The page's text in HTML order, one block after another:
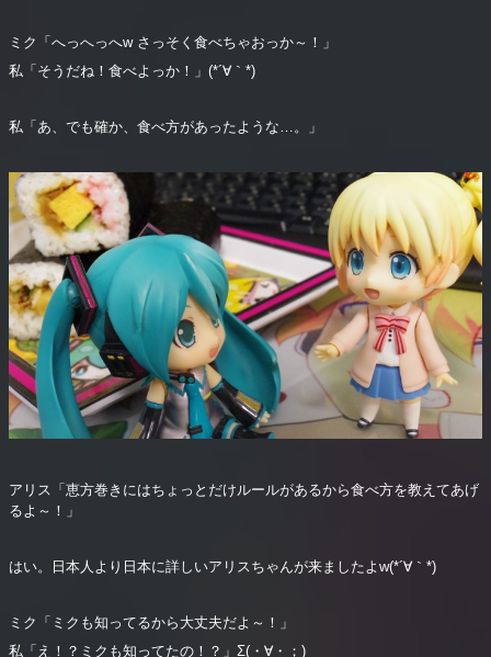
ミク「へっへっへw さっそく食べちゃおっか～！」
私「そうだね！食べよっか！」(*´∀｀*)
私「あ、でも確か、食べ方があったような…。」
アリス「恵方巻きにはちょっとだけルールがあるから食べ方を教えてあげ
るよ～！」
はい。日本人より日本に詳しいアリスちゃんが来ましたよw(*´∀｀*)
ミク「ミクも知ってるから大丈夫だよ～！」
私「え！？ミクも知ってたの！？」Σ(・∀・；)